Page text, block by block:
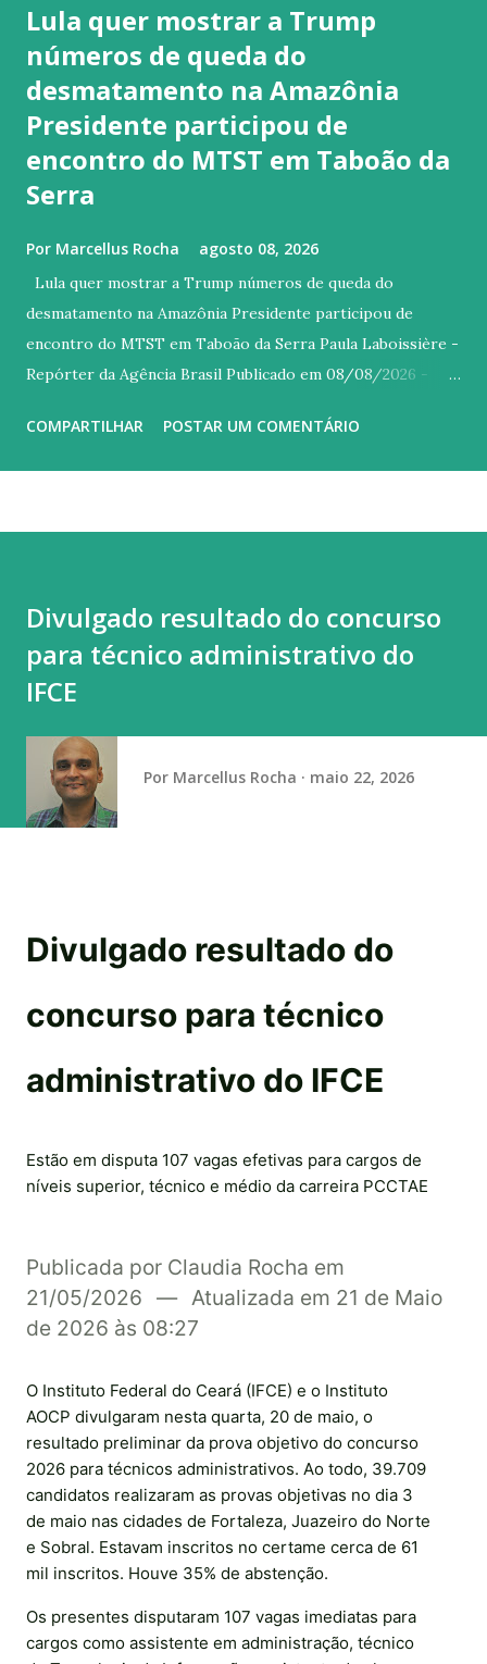
Lula quer mostrar a Trump
números de queda do
desmatamento na Amazônia
Presidente participou de
encontro do MTST em Taboão da
Serra
Por Marcellus Rocha agosto 08, 2026
Lula quer mostrar a Trump números de queda do
desmatamento na Amazônia Presidente participou de
encontro do MTST em Taboão da Serra Paula Laboissière -
Repórter da Agência Brasil Publicado em 08/08/2026 -
reprodução Versão em áudio O presidente Luiz Inácio Lula
lembrou que, entre os argumentos utilizados pelo governo
estadunidense para justificar o tarifaço, estava o
desmatamento ilegal. “Fiz questão de tirar fotografia dos
tarifaço que fizeram para o Brasil, um dos motivos era que
a gente não cuidava do desmatamento. Quero preparar os
números e mandar para o meu amigo Trump. Pra ele saber
que quem o informou não ...
COMPARTILHAR POSTAR UM COMENTÁRIO
Divulgado resultado do concurso
para técnico administrativo do
IFCE
Por Marcellus Rocha maio 22, 2026
Divulgado resultado do
concurso para técnico
administrativo do IFCE
Estão em disputa 107 vagas efetivas para cargos de
níveis superior, técnico e médio da carreira PCCTAE
Publicada por Claudia Rocha em
21/05/2026 ― Atualizada em 21 de Maio
de 2026 às 08:27
O Instituto Federal do Ceará (IFCE) e o Instituto
AOCP divulgaram nesta quarta, 20 de maio, o
resultado preliminar da prova objetivo do concurso
2026 para técnicos administrativos. Ao todo, 39.709
candidatos realizaram as provas objetivas no dia 3
de maio nas cidades de Fortaleza, Juazeiro do Norte
e Sobral. Estavam inscritos no certame cerca de 61
mil inscritos. Houve 35% de abstenção.
Os presentes disputaram 107 vagas imediatas para
cargos como assistente em administração, técnico